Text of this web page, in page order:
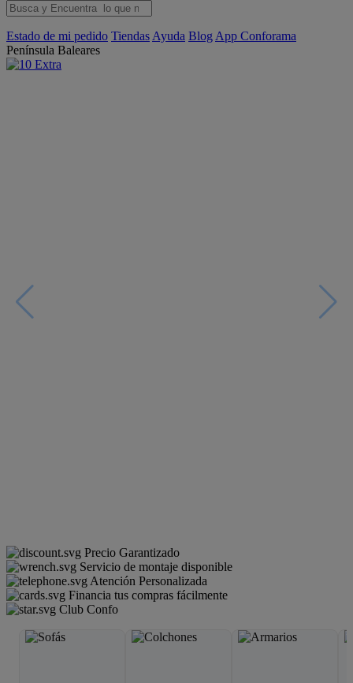
Estado de mi pedido Tiendas Ayuda Blog App Conforama
Península Baleares
Precio Garantizado
Servicio de montaje disponible
Atención Personalizada
Financia tus compras fácilmente
Club Confo